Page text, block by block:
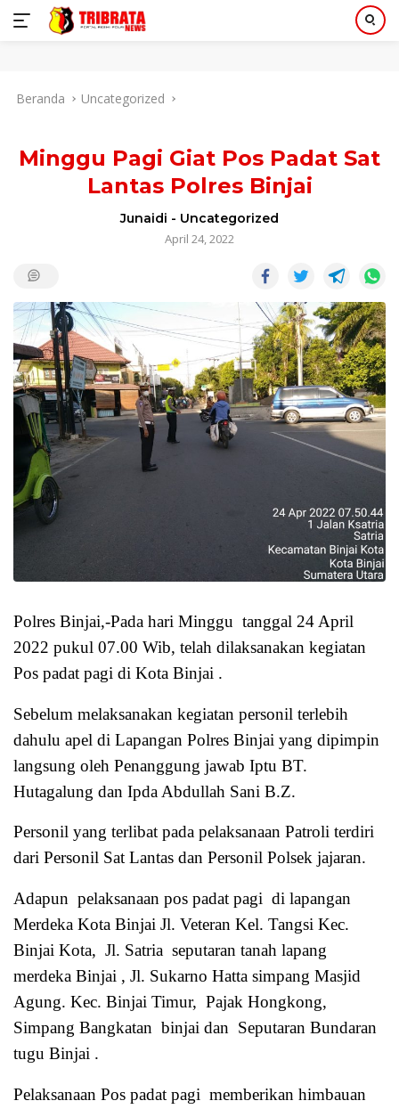
Beranda Uncategorized
Minggu Pagi Giat Pos Padat Sat
Lantas Polres Binjai
Junaidi - Uncategorized
April 24, 2022
Polres Binjai,-Pada hari Minggu tanggal 24 April
2022 pukul 07.00 Wib, telah dilaksanakan kegiatan
Pos padat pagi di Kota Binjai .
Sebelum melaksanakan kegiatan personil terlebih
dahulu apel di Lapangan Polres Binjai yang dipimpin
langsung oleh Penanggung jawab Iptu BT.
Hutagalung dan Ipda Abdullah Sani B.Z.
Personil yang terlibat pada pelaksanaan Patroli terdiri
dari Personil Sat Lantas dan Personil Polsek jajaran.
Adapun pelaksanaan pos padat pagi di lapangan
Merdeka Kota Binjai Jl. Veteran Kel. Tangsi Kec.
Binjai Kota, Jl. Satria seputaran tanah lapang
merdeka Binjai , Jl. Sukarno Hatta simpang Masjid
Agung. Kec. Binjai Timur, Pajak Hongkong,
Simpang Bangkatan binjai dan Seputaran Bundaran
tugu Binjai .
Pelaksanaan Pos padat pagi memberikan himbauan